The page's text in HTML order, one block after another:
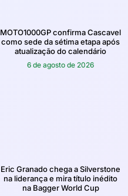
MOTO1000GP confirma Cascavel
como sede da sétima etapa após
atualização do calendário
6 de agosto de 2026
Eric Granado chega a Silverstone
na liderança e mira título inédito
na Bagger World Cup